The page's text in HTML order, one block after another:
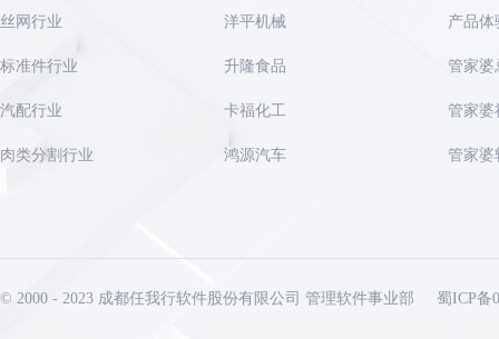
丝网行业
标准件行业
汽配行业
肉类分割行业
洋平机械
升隆食品
卡福化工
鸿源汽车
产品体
管家婆
管家婆
管家婆
© 2000 - 2023 成都任我行软件股份有限公司 管理软件事业部 蜀ICP备